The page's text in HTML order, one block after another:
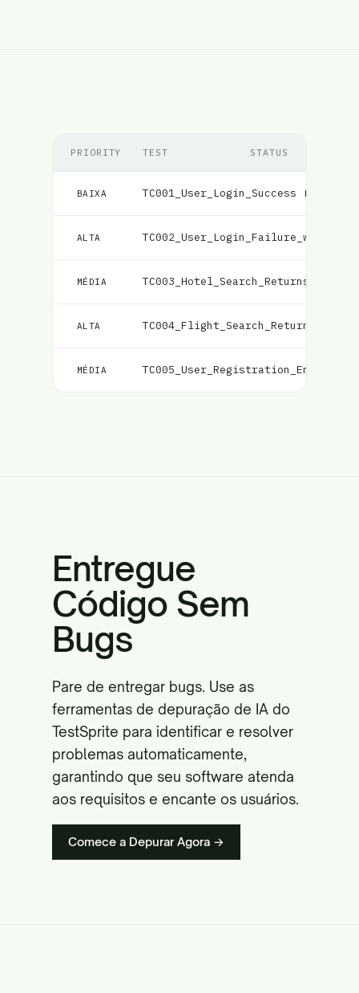
PRIORITY TEST STATUS
BAIXA TC001_User_Login_Success Falhou
ALTA
MÉDIA
ALTA
MÉDIA
Entregue
Código Sem
Bugs
Pare de entregar bugs. Use as
ferramentas de depuração de IA do
TestSprite para identificar e resolver
problemas automaticamente,
garantindo que seu software atenda
aos requisitos e encante os usuários.
Comece a Depurar Agora →